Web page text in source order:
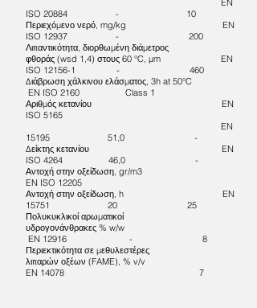
EN
ISO 20884 - 10
Περιεχόμενο νερό, mg/kg EN
ISO 12937 - 200
Λιπαντικότητα, διορθωμένη διάμετρος
φθοράς (wsd 1,4) στους 60 °C, μm EN
ISO 12156-1 - 460
Διάβρωση χάλκινου ελάσματος, 3h at 50°C
EN ISO 2160 Class 1
Αριθμός κετανίου EN
ISO 5165
EN
15195 51,0 -
Δείκτης κετανίου EN
ISO 4264 46,0 -
Αντοχή στην οξείδωση, gr/m3
EN ISO 12205
Αντοχή στην οξείδωση, h EN
15751 20 25
Πολυκυκλικοί αρωματικοί
υδρογονάνθρακες % w/w
EN 12916 - 8
Περιεκτικότητα σε μεθυλεστέρες
λιπαρών οξέων (FAME), % v/v
EN 14078 7